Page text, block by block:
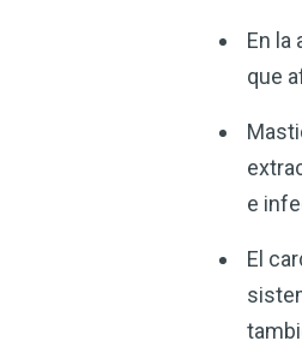
En la
que
e
El